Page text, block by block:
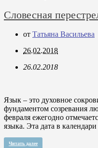
Словесная
от Татьяна Васильева
26.02.2018
26.02.2018
Язык – это духовное
фундаментом созревания
февраля ежегодно
языка. Эта дата в
Читать далее